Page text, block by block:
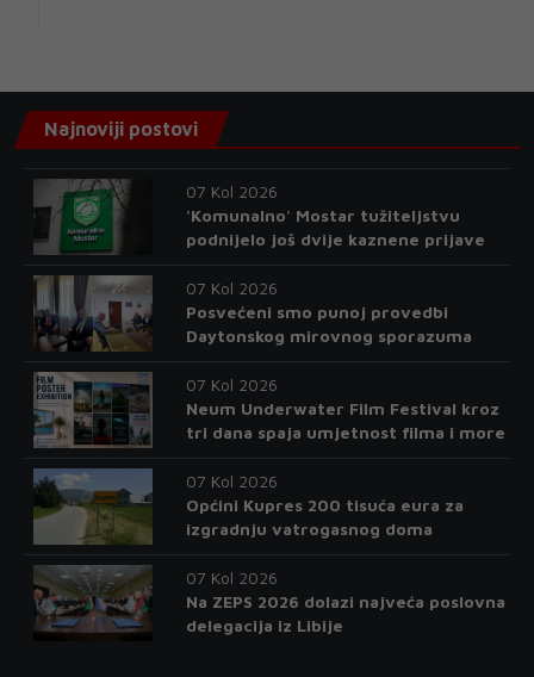
Najnoviji postovi
07 Kol 2026
'Komunalno' Mostar tužiteljstvu
podnijelo još dvije kaznene prijave
07 Kol 2026
Posvećeni smo punoj provedbi
Daytonskog mirovnog sporazuma
07 Kol 2026
Neum Underwater Film Festival kroz
tri dana spaja umjetnost filma i more
07 Kol 2026
Općini Kupres 200 tisuća eura za
izgradnju vatrogasnog doma
07 Kol 2026
Na ZEPS 2026 dolazi najveća poslovna
delegacija iz Libije